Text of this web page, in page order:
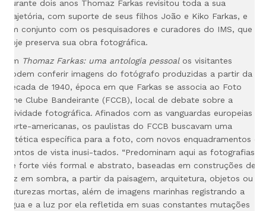
durante dois anos Thomaz Farkas revisitou toda a sua
trajetória, com suporte de seus filhos João e Kiko Farkas, e
em conjunto com os pesquisadores e curadores do IMS, que
hoje preserva sua obra fotográfica.
Em Thomaz Farkas: uma antologia pessoal os visitantes
podem conferir imagens do fotógrafo produzidas a partir da
década de 1940, época em que Farkas se associa ao Foto
Cine Clube Bandeirante (FCCB), local de debate sobre a
atividade fotográfica. Afinados com as vanguardas europeias e
norte-americanas, os paulistas do FCCB buscavam uma
estética específica para a foto, com novos enquadramentos e
pontos de vista inusi-tados. “Predominam aqui as fotografias
de forte viés formal e abstrato, baseadas em construções de
luz em sombra, a partir da paisagem, arquitetura, objetos ou
naturezas mortas, além de imagens marinhas registrando a
água e a luz por ela refletida em suas constantes mutações